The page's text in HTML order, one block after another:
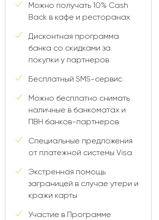
Можно получать 10% Cash
Back в кафе и ресторанах
Дисконтная программа
банка со скидками за
покупки у партнеров
Бесплатный SMS-сервис
Можно бесплатно снимать
наличные в банкоматах и
ПВН банков-партнеров
Специальные предложения
от платежной системы Visa
Экстренная помощь
заграницей в случае утери и
кражи карты
Участие в Программе